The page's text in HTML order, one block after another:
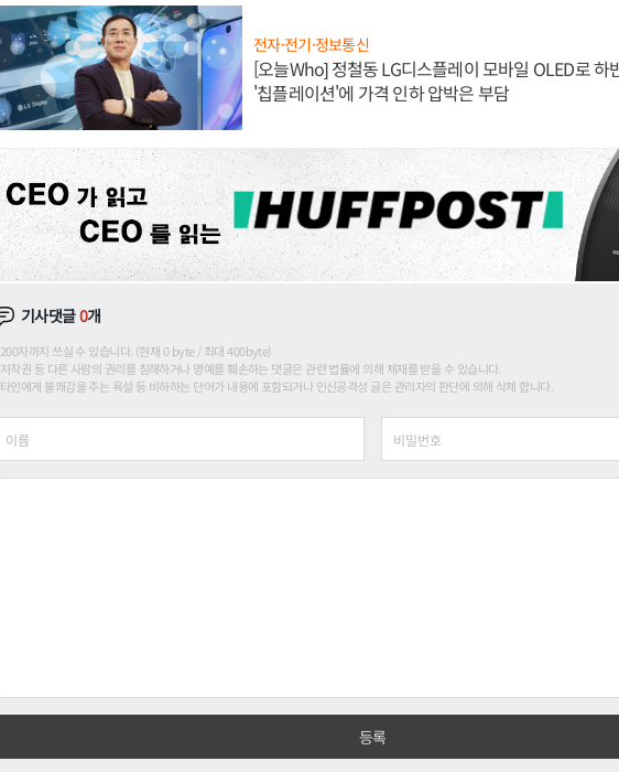
전자·전기·정보통신
[오늘Who] 정철동 LG디스플레이 모바일 OLED로 하
'칩플레이션'에 가격 인하 압박은 부담
기사댓글0개
200자까지 쓰실 수 있습니다. (현재 0 byte / 최대 400byte)
저작권 등 다른 사람의 권리를 침해하거나 명예를 훼손하는 댓글은 관련 법률에 의해 제재를 받을 수 있습니다.
타인에게 불쾌감을 주는 욕설 등 비하하는 단어가 내용에 포함되거나 인신공격성 글은 관리자의 판단에 의해 삭제 합니다.